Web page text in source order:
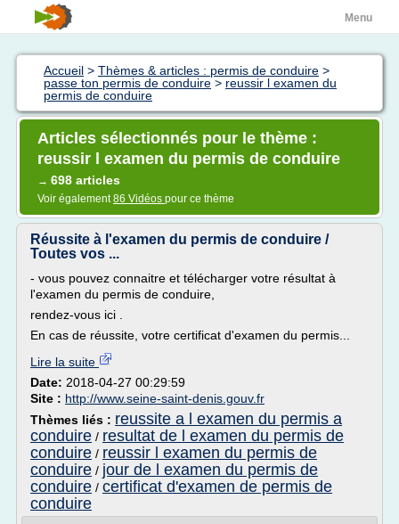
Menu
Accueil > Thèmes & articles : permis de conduire >
passe ton permis de conduire > reussir l examen du
permis de conduire
Articles sélectionnés pour le thème :
reussir l examen du permis de conduire
→ 698 articles
Voir également86 Vidéos pour ce thème
Réussite à l'examen du permis de conduire /
Toutes vos ...
- vous pouvez connaitre et télécharger votre résultat à
l'examen du permis de conduire,
rendez-vous ici .
En cas de réussite, votre certificat d'examen du permis...
Lire la suite
Date: 2018-04-27 00:29:59
Site : http://www.seine-saint-denis.gouv.fr
Thèmes liés : reussite a l examen du permis a
conduire / resultat de l examen du permis de
conduire / reussir l examen du permis de
conduire / jour de l examen du permis de
conduire / certificat d'examen de permis de
conduire